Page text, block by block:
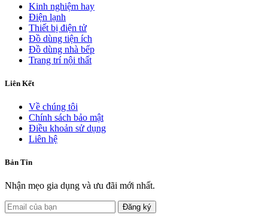
Kinh nghiệm hay
Điện lạnh
Thiết bị điện tử
Đồ dùng tiện ích
Đồ dùng nhà bếp
Trang trí nội thất
Liên Kết
Về chúng tôi
Chính sách bảo mật
Điều khoản sử dụng
Liên hệ
Bản Tin
Nhận mẹo gia dụng và ưu đãi mới nhất.
Đăng ký